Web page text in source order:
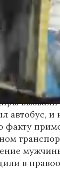
автобус, и
факту
в